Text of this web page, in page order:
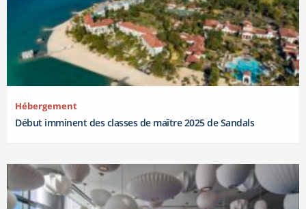
Hébergement
Début imminent des classes de maître 2025 de Sandals